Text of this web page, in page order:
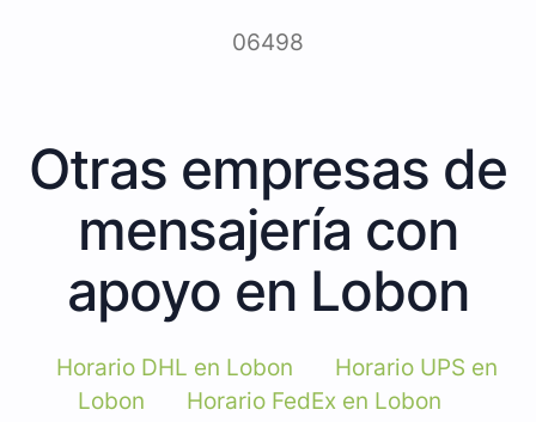
06498
Otras empresas de
mensajería con
apoyo en Lobon
Horario DHL en Lobon
Horario UPS en
Lobon
Horario FedEx en Lobon